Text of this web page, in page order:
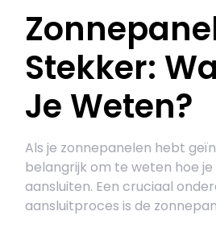
Stekker:
Je Weten?
Als je zonnepanelen hebt
belangrijk om te weten hoe
aansluiten. Een cruciaal
aansluitproces is de